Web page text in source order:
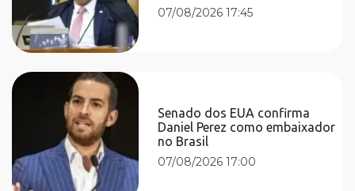
07/08/2026 17:45
Senado dos EUA confirma
Daniel Perez como embaixador
no Brasil
07/08/2026 17:00